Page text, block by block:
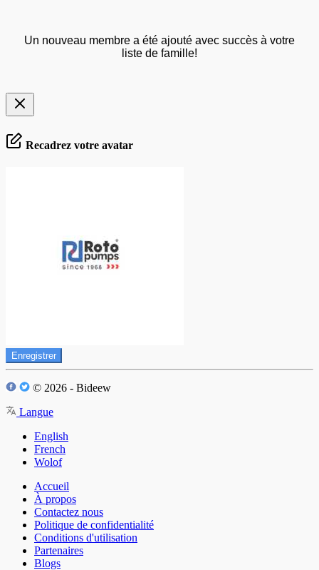
Un nouveau membre a été ajouté avec succès à votre
liste de famille!
Recadrez votre avatar
Enregistrer
© 2026 - Bideew
Langue
English
French
Wolof
Accueil
À propos
Contactez nous
Politique de confidentialité
Conditions d'utilisation
Partenaires
Blogs